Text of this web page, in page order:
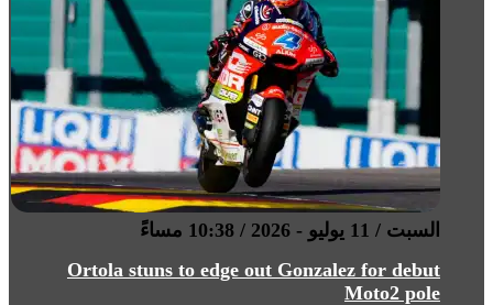
السبت / 11 يوليو - 2026 / 10:38 مساءً
Ortola stuns to edge out Gonzalez for debut
Moto2 pole